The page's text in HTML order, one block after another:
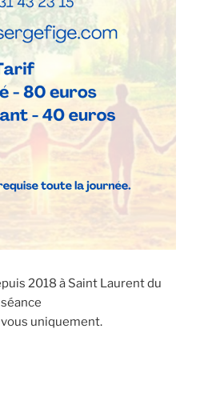
2018 à Saint Laurent du
uniquement.